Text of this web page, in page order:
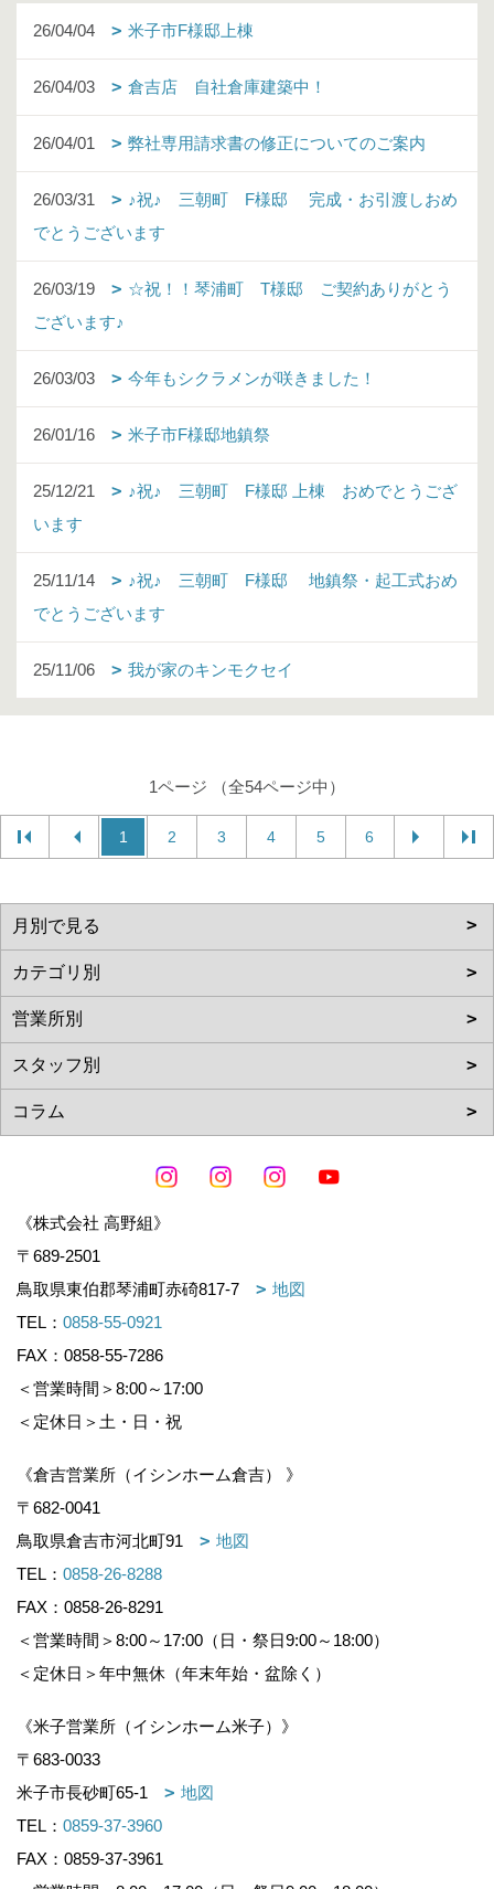
26/04/04 米子市F様邸上棟
26/04/03 倉吉店 自社倉庫建築中！
26/04/01 弊社専用請求書の修正についてのご案内
26/03/31
♪祝♪ 三朝町 F様邸 完成・お引渡しおめ
でとうございます
26/03/19
☆祝！！琴浦町 T様邸 ご契約ありがとう
ございます♪
26/03/03 今年もシクラメンが咲きました！
26/01/16 米子市F様邸地鎮祭
25/12/21
♪祝♪ 三朝町 F様邸 上棟 おめでとうござ
います
25/11/14
♪祝♪ 三朝町 F様邸 地鎮祭・起工式おめ
でとうございます
25/11/06 我が家のキンモクセイ
1ページ （全54ページ中）
1 2 3 4 5 6
《株式会社 高野組》
〒689-2501
鳥取県東伯郡琴浦町赤碕817-7
地図
TEL： 0858-55-0921
FAX：0858-55-7286
＜営業時間＞8:00～17:00
＜定休日＞土・日・祝
《倉吉営業所（イシンホーム倉吉） 》
〒682-0041
鳥取県倉吉市河北町91
地図
TEL： 0858-26-8288
FAX：0858-26-8291
＜営業時間＞8:00～17:00（日・祭日9:00～18:00）
＜定休日＞年中無休（年末年始・盆除く）
《米子営業所（イシンホーム米子）》
〒683-0033
米子市長砂町65-1
地図
TEL： 0859-37-3960
FAX：0859-37-3961